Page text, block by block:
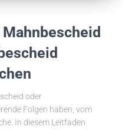
Mahnbescheid
oder
Folgen haben, vom
In diesem Leitfaden